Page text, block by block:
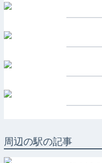
周辺の駅の記事